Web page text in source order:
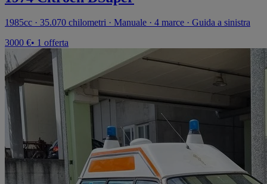
1985cc · 35.070 chilometri · Manuale · 4 marce · Guida a sinistra
3000 €• 1 offerta